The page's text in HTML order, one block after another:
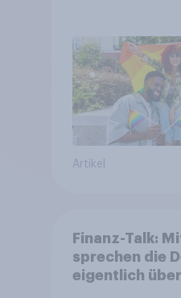
Artikel
Finanz-Talk:
sprechen die
eigentlich